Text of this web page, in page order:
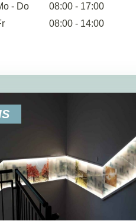
- Do
08:00 - 17:00
08:00 - 14:00